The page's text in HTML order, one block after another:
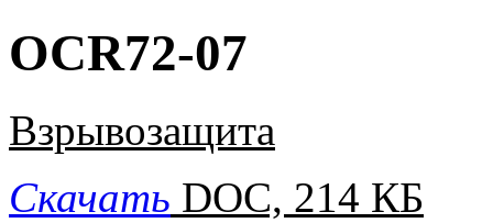
OCR72-07
Взрывозащита
Скачать DOC, 214 КБ